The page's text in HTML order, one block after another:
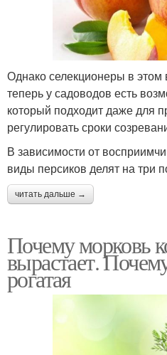
Однако селекционеры в
теперь у садоводов есть
который подходит даже для
регулировать сроки
В зависимости от
виды персиков делят на три
читать дальше →
Почему морковь
вырастает.
рогатая